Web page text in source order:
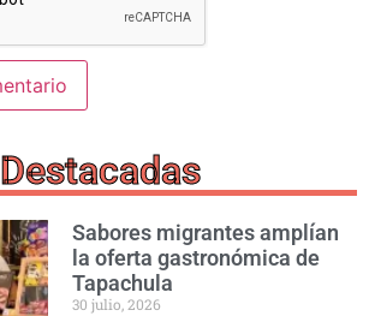
Destacadas
Sabores migrantes amplían
la oferta gastronómica de
Tapachula
30 julio, 2026